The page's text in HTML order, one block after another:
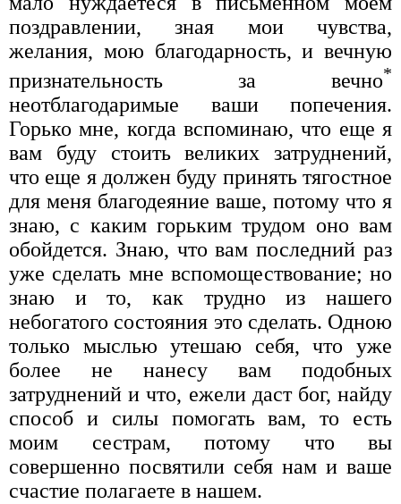
поздравлении, зная мои чувства,
желания, мою благодарность, и вечную
признательность за вечно*
неотблагодаримые ваши попечения.
Горько мне, когда вспоминаю, что еще я
вам буду стоить великих затруднений,
что еще я должен буду принять тягостное
для меня благодеяние ваше, потому что я
знаю, с каким горьким трудом оно вам
обойдется. Знаю, что вам последний раз
уже сделать мне вспомоществование; но
знаю и то, как трудно из нашего
небогатого состояния это сделать. Одною
только мыслью утешаю себя, что уже
более не нанесу вам подобных
затруднений и что, ежели даст бог, найду
способ и силы помогать вам, то есть
моим сестрам, потому что вы
совершенно посвятили себя нам и ваше
счастие полагаете в нашем.